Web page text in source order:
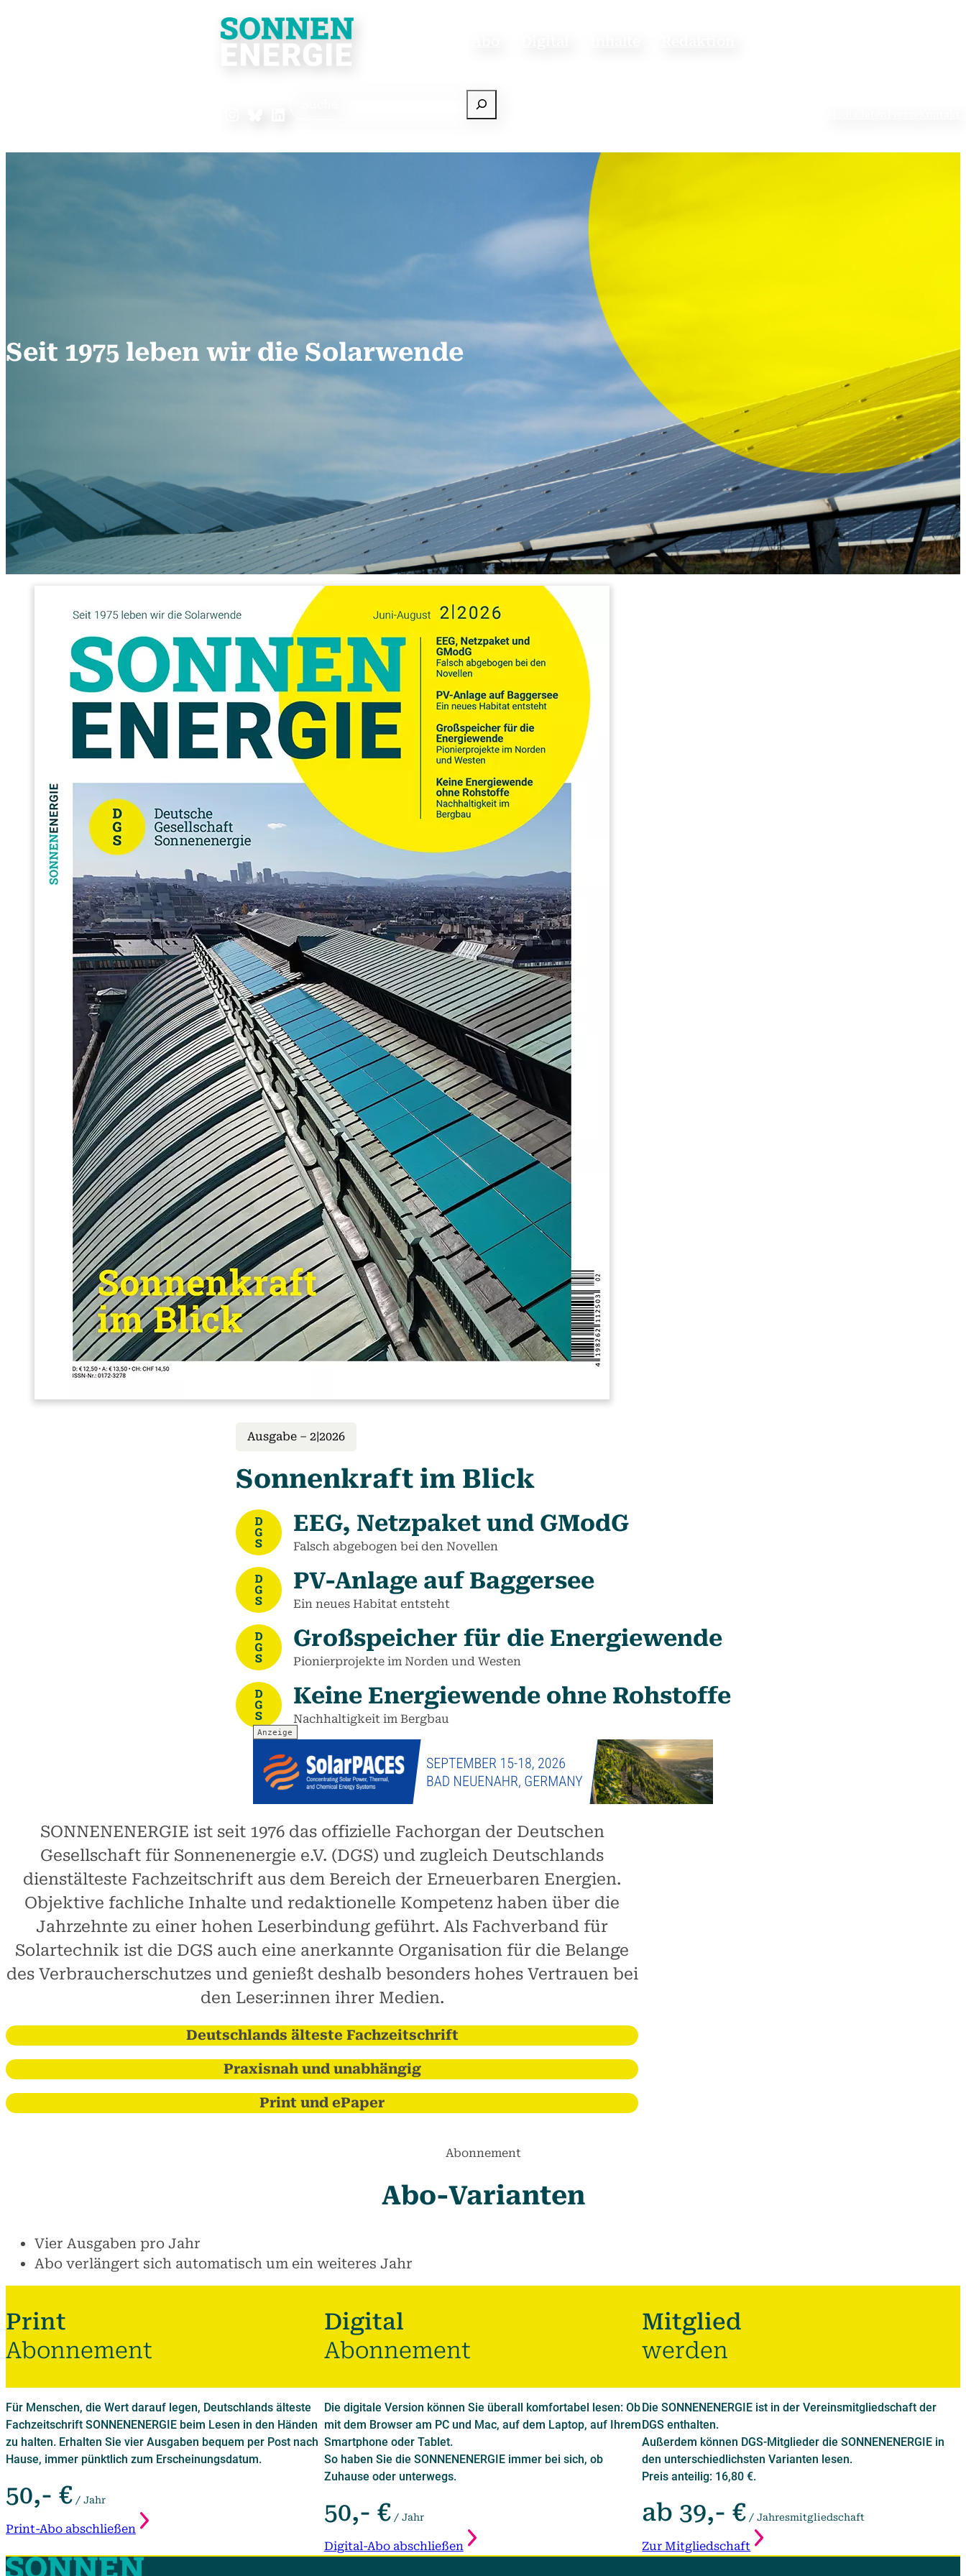
Seit 1975 leben wir die Solarwende
Ausgabe – 2|2026
Sonnenkraft im Blick
EEG, Netzpaket und GModG
Falsch abgebogen bei den Novellen
PV-Anlage auf Baggersee
Ein neues Habitat entsteht
Großspeicher für die Energiewende
Pionierprojekte im Norden und Westen
Keine Energiewende ohne Rohstoffe
Nachhaltigkeit im Bergbau
SONNENENERGIE ist seit 1976 das offizielle Fachorgan der Deutschen
Gesellschaft für Sonnenenergie e.V. (DGS) und zugleich Deutschlands
dienstälteste Fachzeitschrift aus dem Bereich der Erneuerbaren Energien.
Objektive fachliche Inhalte und redaktionelle Kompetenz haben über die
Jahrzehnte zu einer hohen Leserbindung geführt. Als Fachverband für
Solartechnik ist die DGS auch eine anerkannte Organisation für die Belange
des Verbraucherschutzes und genießt deshalb besonders hohes Vertrauen bei
den Leser:innen ihrer Medien.
Deutschlands älteste Fachzeitschrift
Praxisnah und unabhängig
Print und ePaper
Abonnement
Abo-Varianten
Vier Ausgaben pro Jahr
Abo verlängert sich automatisch um ein weiteres Jahr
Print
Abonnement
Für Menschen, die Wert darauf legen, Deutschlands älteste
Fachzeitschrift SONNENENERGIE beim Lesen in den Händen
zu halten. Erhalten Sie vier Ausgaben bequem per Post nach
Hause, immer pünktlich zum Erscheinungsdatum.
50,- € / Jahr
Print-Abo abschließen
Digital
Abonnement
Die digitale Version können Sie überall komfortabel lesen: Ob
mit dem Browser am PC und Mac, auf dem Laptop, auf Ihrem
Smartphone oder Tablet.
So haben Sie die SONNENENERGIE immer bei sich, ob
Zuhause oder unterwegs.
50,- €/ Jahr
Digital-Abo abschließen
Mitglied
werden
Die SONNENENERGIE ist in der Vereinsmitgliedschaft der
DGS enthalten.
Außerdem können DGS-Mitglieder die SONNENENERGIE in
den unterschiedlichsten Varianten lesen.
Preis anteilig: 16,80 €.
ab 39,- € / Jahresmitgliedschaft
Zur Mitgliedschaft